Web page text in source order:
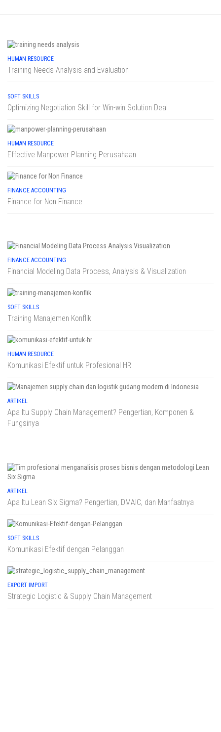
HUMAN RESOURCE
Training Needs Analysis and Evaluation
SOFT SKILLS
Optimizing Negotiation Skill for Win-win Solution Deal
HUMAN RESOURCE
Effective Manpower Planning Perusahaan
FINANCE ACCOUNTING
Finance for Non Finance
FINANCE ACCOUNTING
Financial Modeling Data Process, Analysis & Visualization
SOFT SKILLS
Training Manajemen Konflik
HUMAN RESOURCE
Komunikasi Efektif untuk Profesional HR
ARTIKEL
Apa Itu Supply Chain Management? Pengertian, Komponen &
Fungsinya
ARTIKEL
Apa Itu Lean Six Sigma? Pengertian, DMAIC, dan Manfaatnya
SOFT SKILLS
Komunikasi Efektif dengan Pelanggan
EXPORT IMPORT
Strategic Logistic & Supply Chain Management